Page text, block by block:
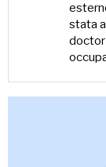
stata
doctor